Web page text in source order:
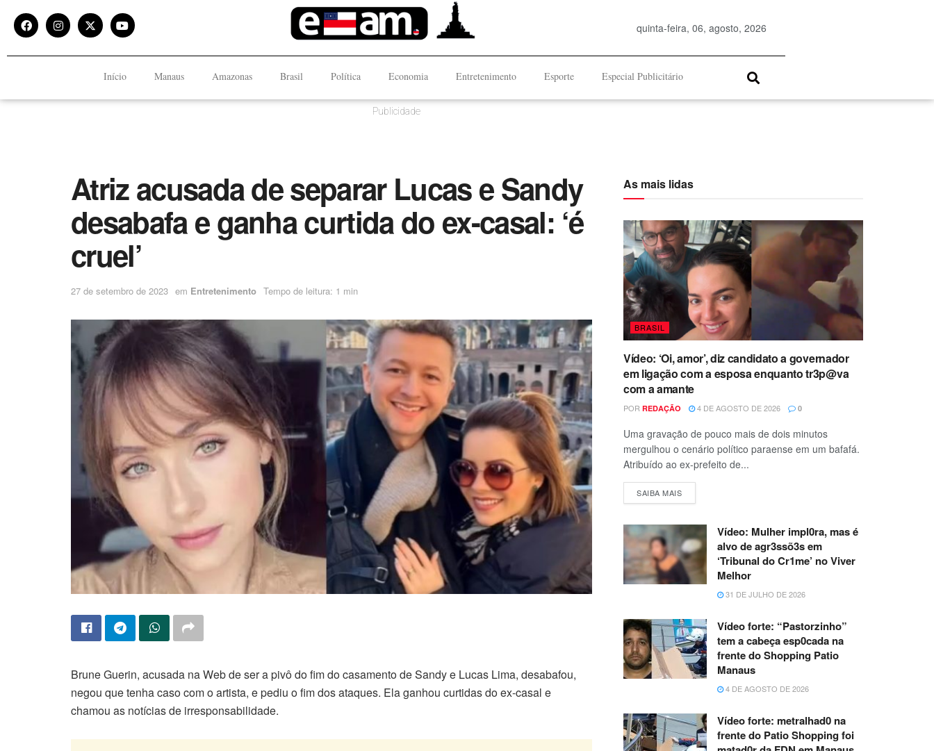
quinta-feira, 06, agosto, 2026
Início Manaus Amazonas Brasil Política Economia Entretenimento Esporte Especial Publicitário
Publicidade
Atriz acusada de separar Lucas e Sandy
desabafa e ganha curtida do ex-casal: ‘é
cruel’
27 de setembro de 2023 em Entretenimento Tempo de leitura: 1 min
Brune Guerin, acusada na Web de ser a pivô do fim do casamento de Sandy e Lucas Lima, desabafou,
negou que tenha caso com o artista, e pediu o fim dos ataques. Ela ganhou curtidas do ex-casal e
chamou as notícias de irresponsabilidade.
As mais lidas
BRASIL
Vídeo: ‘Oi, amor’, diz candidato a governador
em ligação com a esposa enquanto tr3p@va
com a amante
POR REDAÇÃO 4 DE AGOSTO DE 2026 0
Uma gravação de pouco mais de dois minutos
mergulhou o cenário político paraense em um bafafá.
Atribuído ao ex-prefeito de...
SAIBA MAIS
Vídeo: Mulher impl0ra, mas é
alvo de agr3ssõ3s em
‘Tribunal do Cr1me’ no Viver
Melhor
31 DE JULHO DE 2026
Vídeo forte: “Pastorzinho”
tem a cabeça esp0cada na
frente do Shopping Patio
Manaus
4 DE AGOSTO DE 2026
Vídeo forte: metralhad0 na
frente do Patio Shopping foi